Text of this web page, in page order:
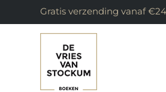
Gratis verzending vanaf